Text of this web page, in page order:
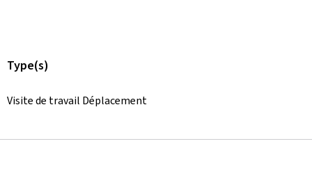
Type(s)
Visite de travail Déplacement